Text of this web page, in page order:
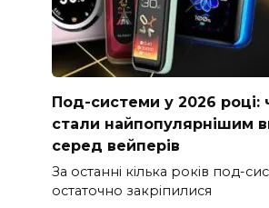
Под-системи у 2026 році:
стали найпопулярнішим
серед вейперів
За останні кілька років под-
остаточно закріпилися